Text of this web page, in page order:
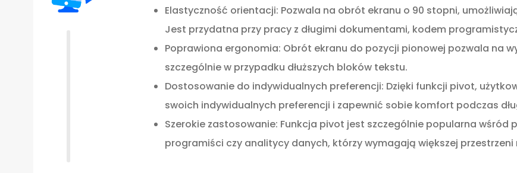
Elastyczność orientacji: Pozwala na obrót ekranu o 90 stopni,
Jest przydatna przy pracy z długimi dokumentami, kodem
Poprawiona ergonomia: Obrót ekranu do pozycji pionowej pozwala na
szczególnie w przypadku dłuższych bloków tekstu.
Dostosowanie do indywidualnych preferencji: Dzięki funkcji pivot,
swoich indywidualnych preferencji i zapewnić sobie komfort podczas
Szerokie zastosowanie: Funkcja pivot jest szczególnie popularna
programiści czy analitycy danych, którzy wymagają większej